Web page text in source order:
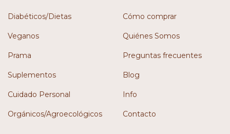
Diabéticos/Dietas
Veganos
Prama
Suplementos
Cuidado Personal
Orgánicos/Agroecológicos
Cómo comprar
Quiénes Somos
Preguntas frecuentes
Blog
Info
Contacto